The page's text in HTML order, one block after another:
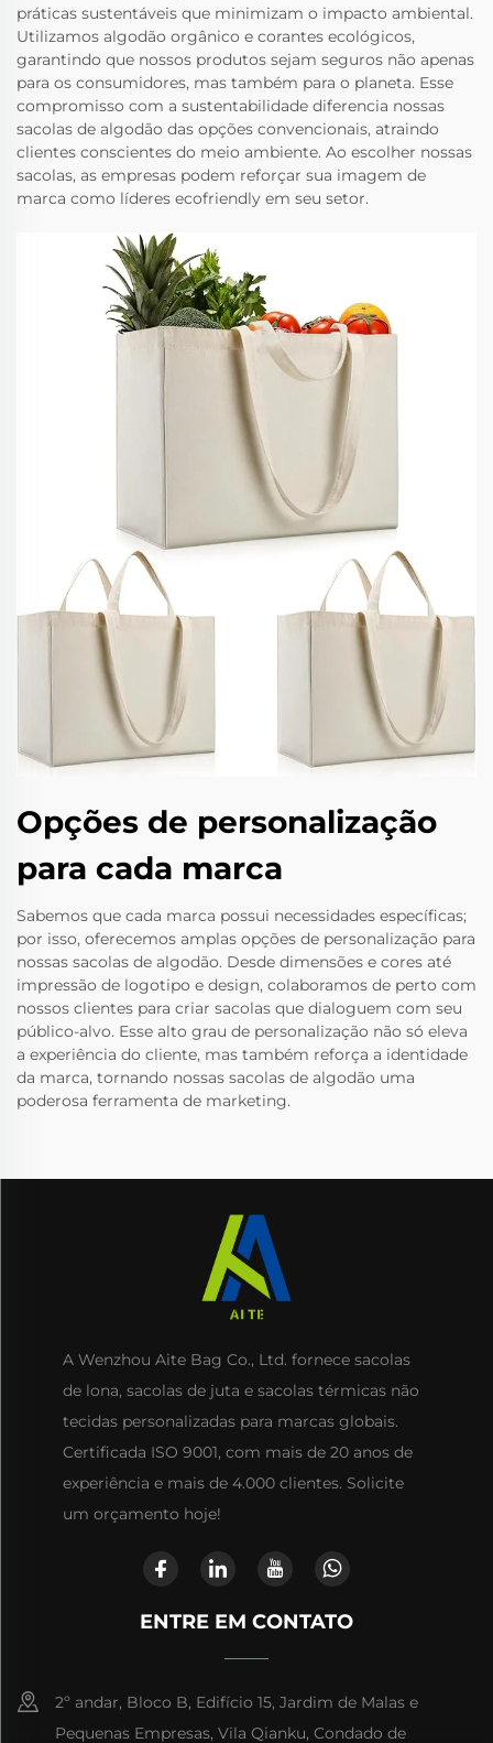
práticas sustentáveis que minimizam o impacto ambiental.
Utilizamos algodão orgânico e corantes ecológicos,
garantindo que nossos produtos sejam seguros não apenas
para os consumidores, mas também para o planeta. Esse
compromisso com a sustentabilidade diferencia nossas
sacolas de algodão das opções convencionais, atraindo
clientes conscientes do meio ambiente. Ao escolher nossas
sacolas, as empresas podem reforçar sua imagem de
marca como líderes ecofriendly em seu setor.
Opções de personalização
para cada marca
Sabemos que cada marca possui necessidades específicas;
por isso, oferecemos amplas opções de personalização para
nossas sacolas de algodão. Desde dimensões e cores até
impressão de logotipo e design, colaboramos de perto com
nossos clientes para criar sacolas que dialoguem com seu
público-alvo. Esse alto grau de personalização não só eleva
a experiência do cliente, mas também reforça a identidade
da marca, tornando nossas sacolas de algodão uma
poderosa ferramenta de marketing.
A Wenzhou Aite Bag Co., Ltd. fornece sacolas
de lona, sacolas de juta e sacolas térmicas não
tecidas personalizadas para marcas globais.
Certificada ISO 9001, com mais de 20 anos de
experiência e mais de 4.000 clientes. Solicite
um orçamento hoje!
ENTRE EM CONTATO
2º andar, Bloco B, Edifício 15, Jardim de Malas e
Pequenas Empresas, Vila Qianku, Condado de